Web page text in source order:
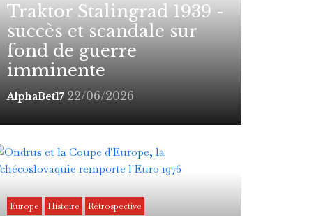
Traktor Stalingrad 1939 -
succès et scandale sur
fond de guerre
imminente
AlphaBet17 22/06/2026
Europe Histoire Rétrospective